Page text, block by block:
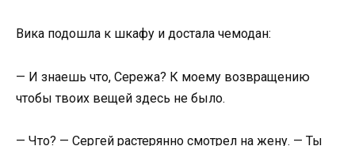
Вика подошла к шкафу и достала чемодан:
— И знаешь что, Сережа? К моему возвращению
чтобы твоих вещей здесь не было.
— Что? — Сергей растерянно смотрел на жену. — Ты